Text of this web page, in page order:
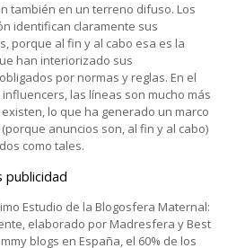
también en un terreno difuso. Los
identifican claramente sus
porque al fin y al cabo esa es la
han interiorizado sus
por normas y reglas. En el
las líneas son mucho más
lo que ha generado un marco
anuncios son, al fin y al cabo)
como tales.
publicidad
Estudio de la Blogosfera Maternal:
elaborado por Madresfera y Best
blogs en España, el 60% de los